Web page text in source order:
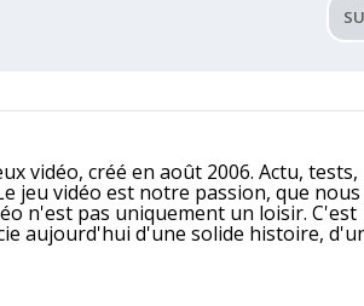
vidéo, créé en août 2006. Actu, tests,
jeu vidéo est notre passion, que
n'est pas uniquement un loisir. C'est
aujourd'hui d'une solide histoire,